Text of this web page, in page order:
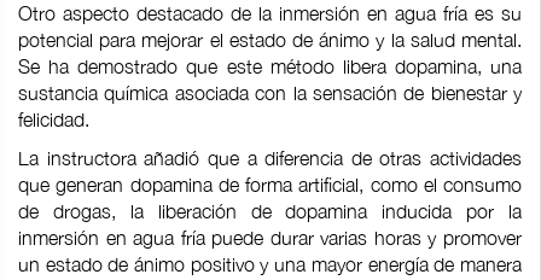
Otro aspecto destacado de la inmersión en agua fría es su
potencial para mejorar el estado de ánimo y la salud mental.
Se ha demostrado que este método libera dopamina, una
sustancia química asociada con la sensación de bienestar y
felicidad.
La instructora añadió que a diferencia de otras actividades
que generan dopamina de forma artificial, como el consumo
de drogas, la liberación de dopamina inducida por la
inmersión en agua fría puede durar varias horas y promover
un estado de ánimo positivo y una mayor energía de manera